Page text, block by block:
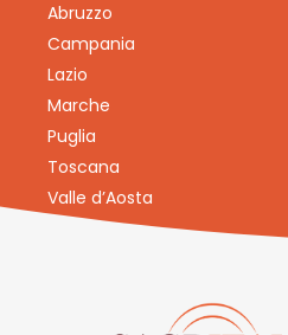
Abruzzo
Campania
Lazio
Marche
Puglia
Toscana
Valle d’Aosta